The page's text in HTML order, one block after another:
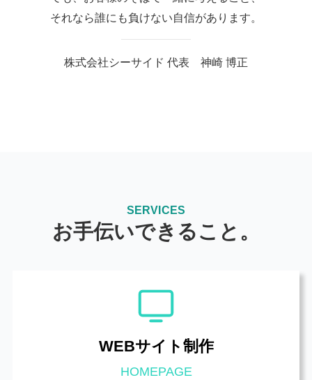
それなら誰にも負けない自信があります。
株式会社シーサイド 代表 神崎 博正
SERVICES
お手伝いできること。
WEBサイト制作
HOMEPAGE